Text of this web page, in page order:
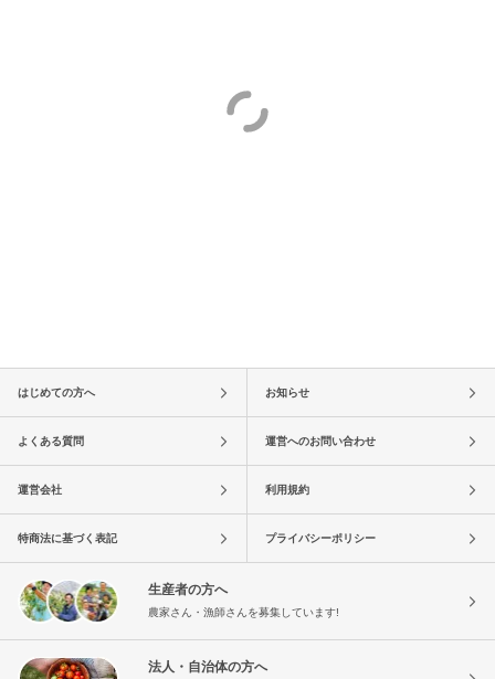
はじめての方へ お知らせ
よくある質問 運営へのお問い合わせ
運営会社 利用規約
特商法に基づく表記 プライバシーポリシー
生産者の方へ
農家さん・漁師さんを募集しています!
法人・自治体の方へ